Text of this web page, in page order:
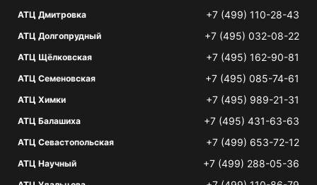
АТЦ Дмитровка +7 (499) 110-28-43
АТЦ Долгопрудный +7 (495) 032-08-22
АТЦ Щёлковская +7 (495) 162-90-81
АТЦ Семеновская +7 (495) 085-74-61
АТЦ Химки +7 (495) 989-21-31
АТЦ Балашиха +7 (495) 431-63-63
АТЦ Севастопольская +7 (499) 653-72-12
АТЦ Научный +7 (499) 288-05-36